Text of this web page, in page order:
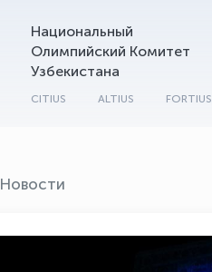
Национальный
Олимпийский Комитет
Узбекистана
CITIUS ALTIUS FORTIUS
Новости